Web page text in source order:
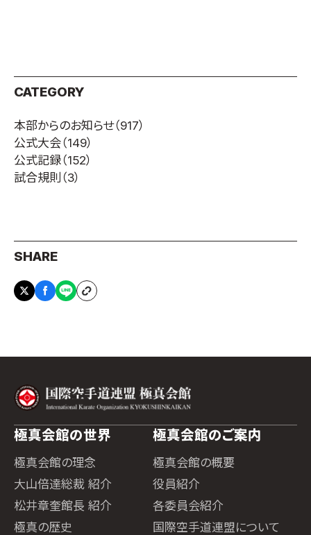
CATEGORY
本部からのお知らせ（917）
公式大会（149）
公式記録（152）
試合規則 （3）
SHARE
極真会館の世界
極真会館の理念
大山倍達総裁 紹介
松井章奎館長 紹介
極真の歴史
極真会館のご案内
極真会館の概要
役員紹介
各委員会紹介
国際空手道連盟について